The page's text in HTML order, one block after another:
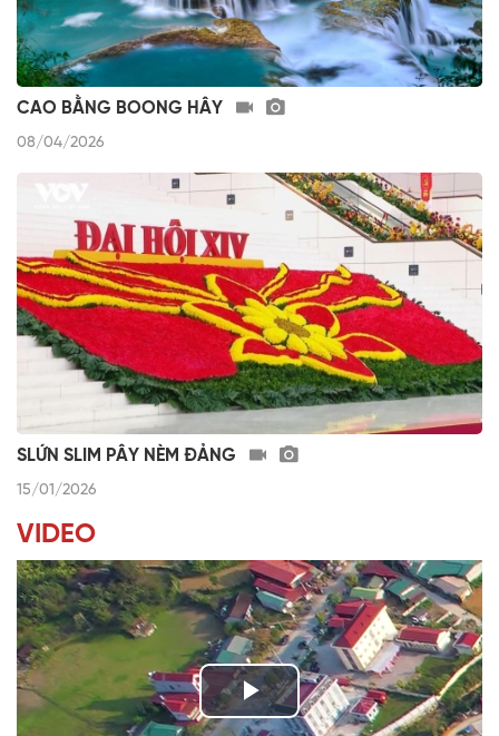
CAO BẰNG BOONG HÂY
08/04/2026
SLỨN SLIM PÂY NÈM ĐẢNG
15/01/2026
VIDEO
P